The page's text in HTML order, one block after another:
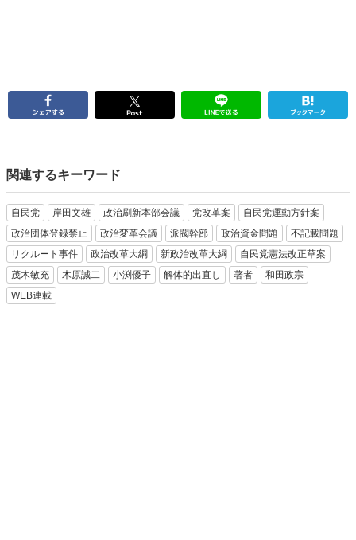
関連するキーワード
自民党 岸田文雄 政治刷新本部会議 党改革案
自民党運動方針案
政治団体登録禁止
政治変革会議 派閥幹部 政治資金問題
不記載問題
リクルート事件
政治改革大綱 新政治改革大綱
自民党憲法改正草案
茂木敏充
木原誠二 小渕優子 解体的出直し 著者
和田政宗
WEB連載